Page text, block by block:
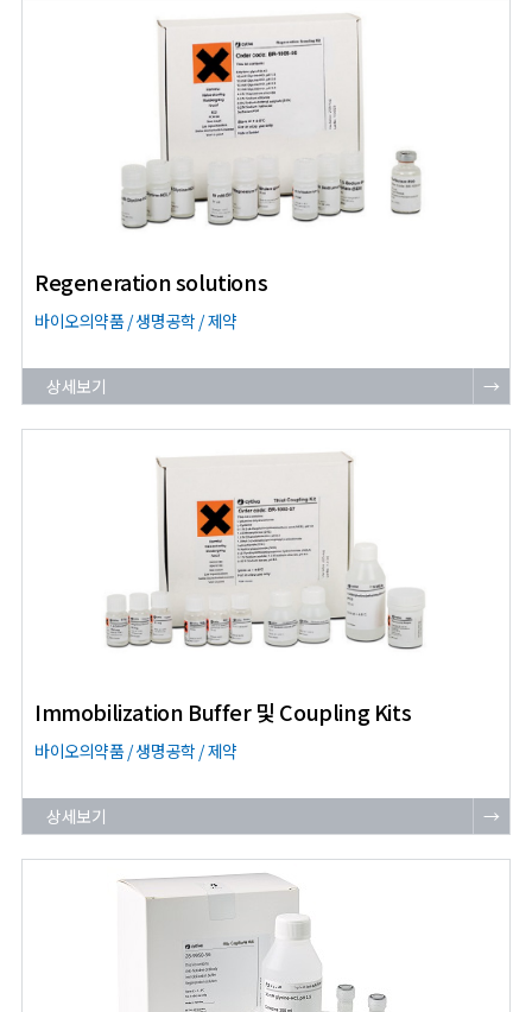
Regeneration solutions
바이오의약품 / 생명공학 / 제약
상세보기 →
Immobilization Buffer 및 Coupling Kits
바이오의약품 / 생명공학 / 제약
상세보기 →